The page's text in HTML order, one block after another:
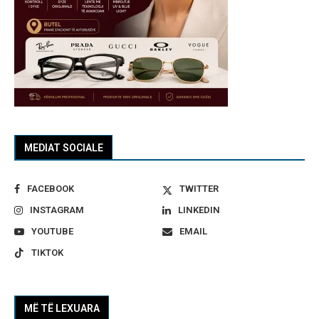
MEDIAT SOCIALE
FACEBOOK
TWITTER
INSTAGRAM
LINKEDIN
YOUTUBE
EMAIL
TIKTOK
MË TË LEXUARA